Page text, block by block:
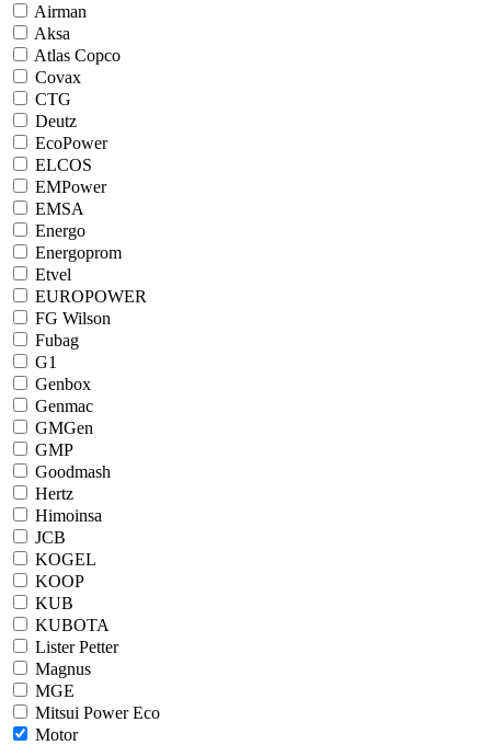
Airman
Aksa
Atlas Copco
Covax
CTG
Deutz
EcoPower
ELCOS
EMPower
EMSA
Energo
Energoprom
Etvel
EUROPOWER
FG Wilson
Fubag
G1
Genbox
Genmac
GMGen
GMP
Goodmash
Hertz
Himoinsa
JCB
KOGEL
KOOP
KUB
KUBOTA
Lister Petter
Magnus
MGE
Mitsui Power Eco
Motor